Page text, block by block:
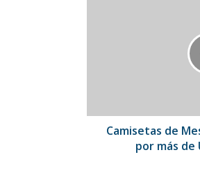
US$
Camisetas de
por más de